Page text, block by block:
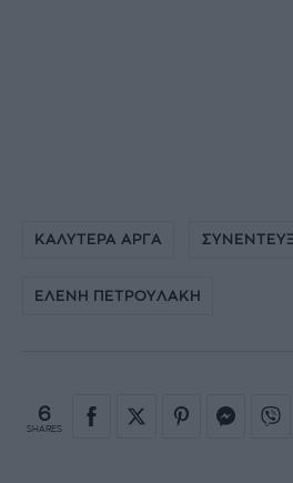
ΚΑΛΥΤΕΡΑ ΑΡΓΑ
ΕΛΕΝΗ ΠΕΤΡΟΥΛΑΚΗ
6
SHARES